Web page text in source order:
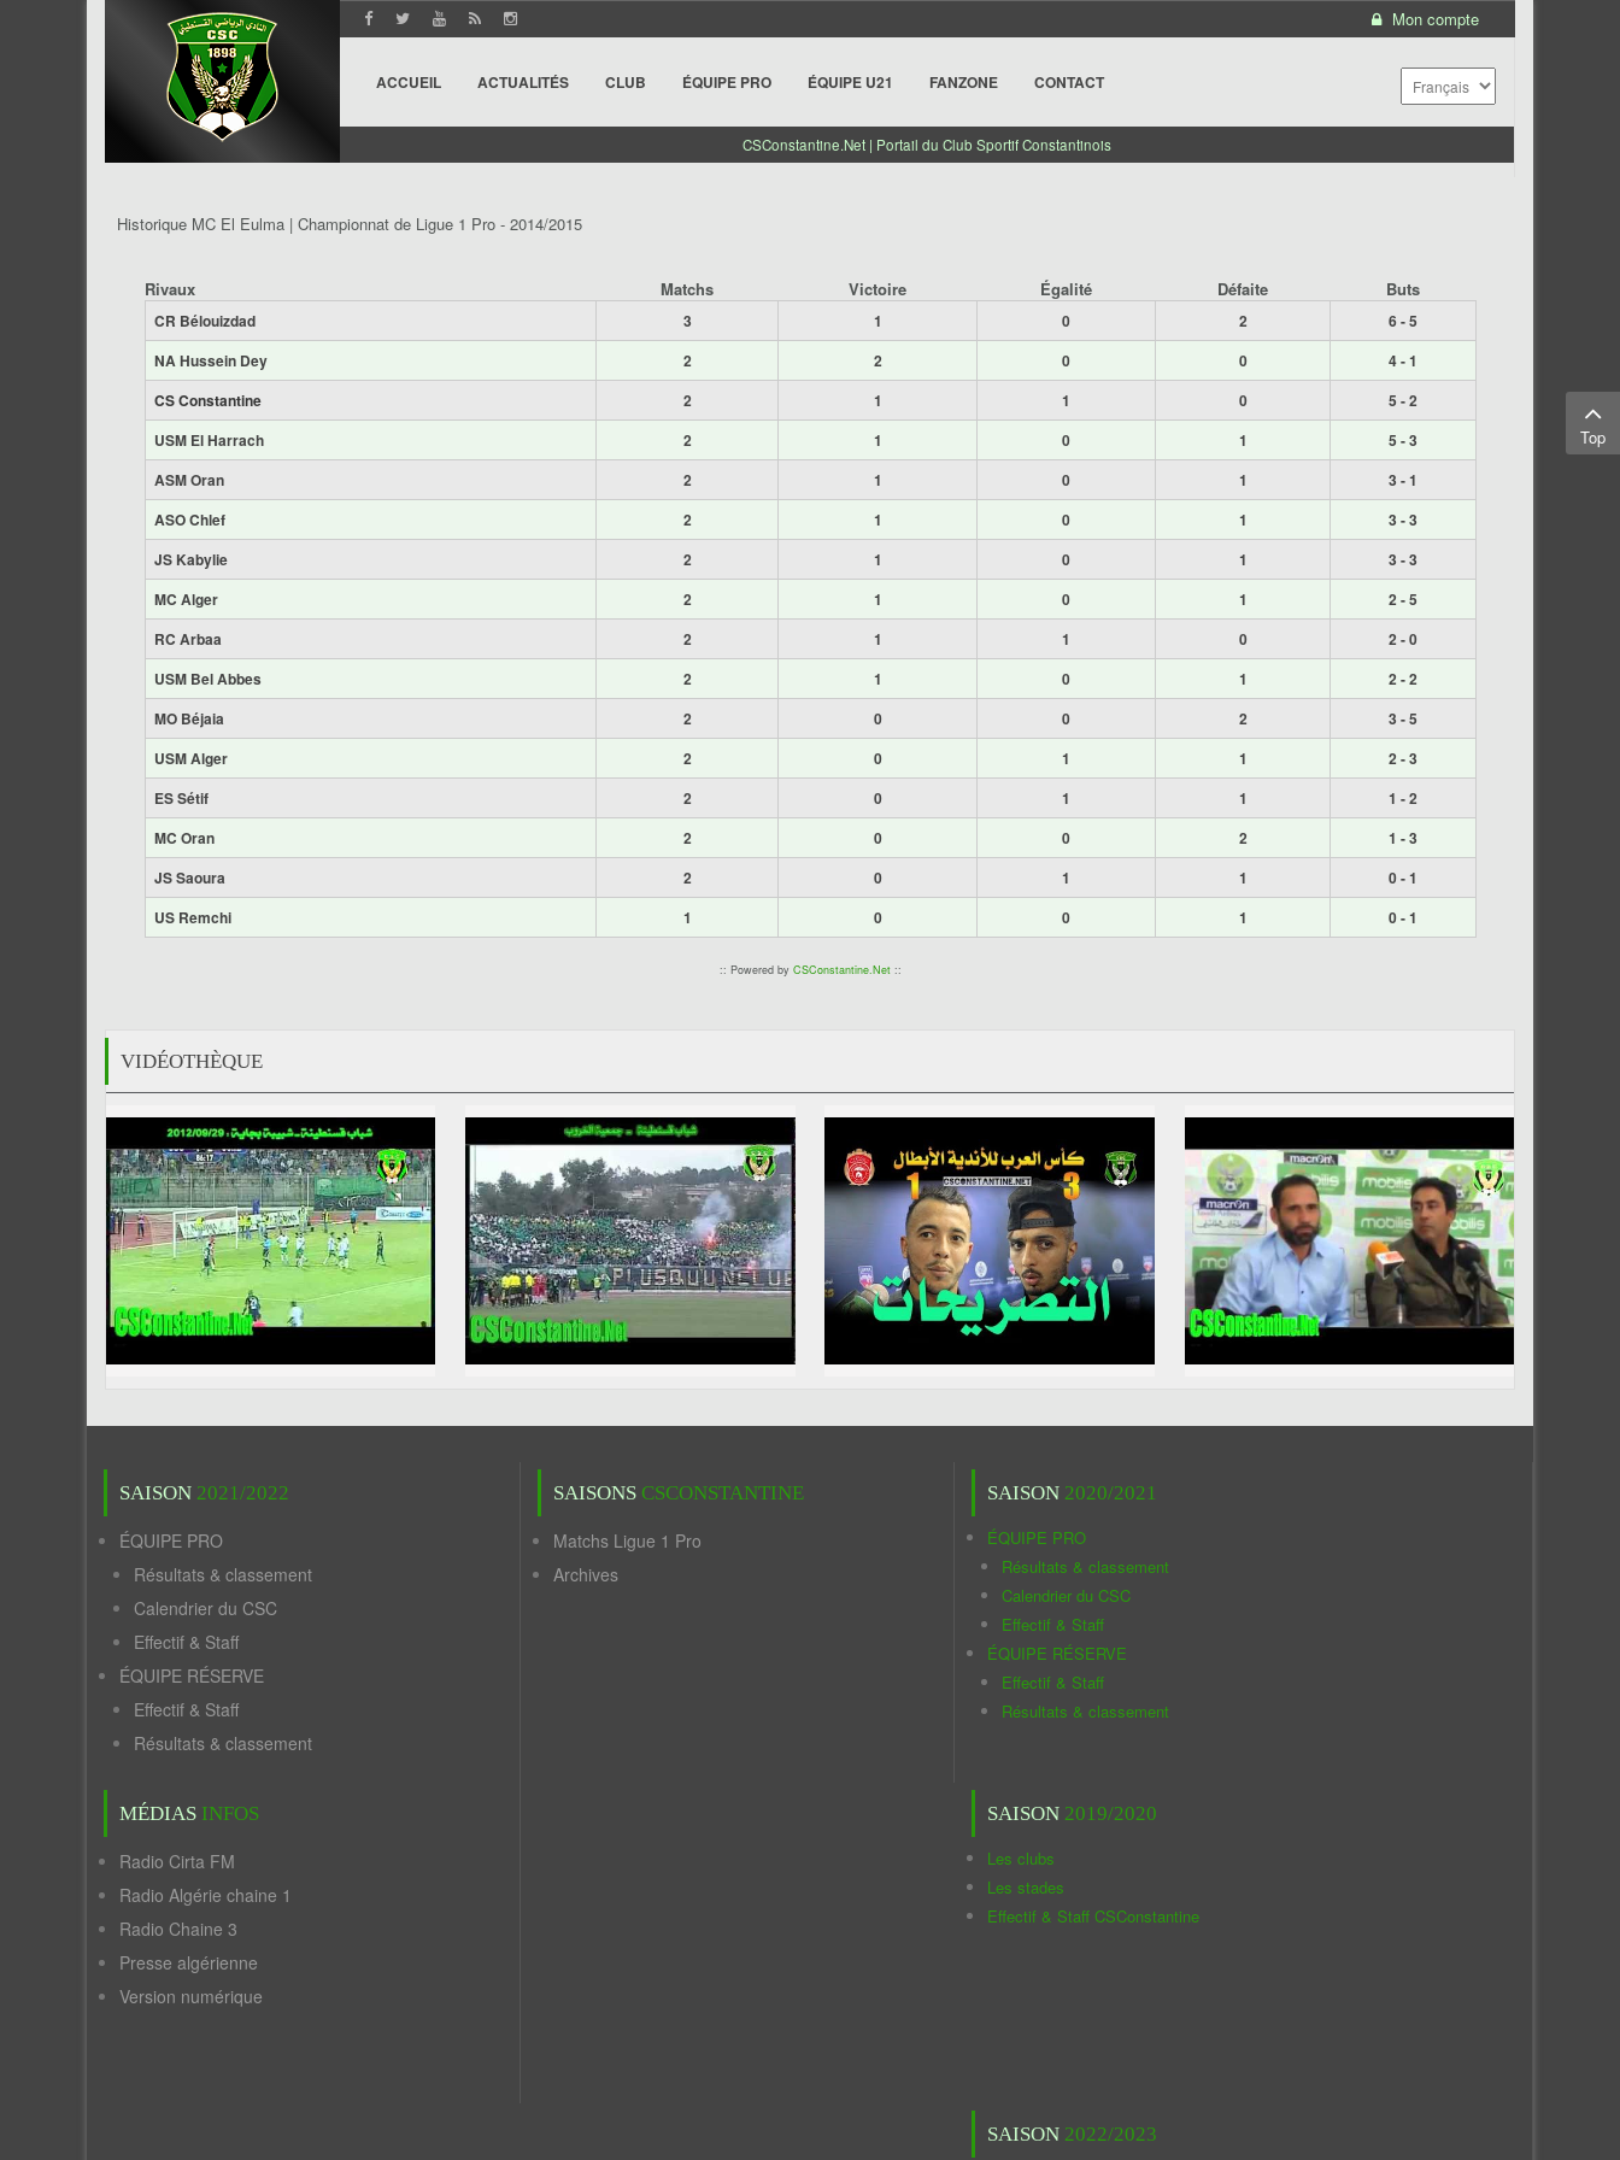
Mon compte
ACCUEIL ACTUALITÉS CLUB ÉQUIPE PRO ÉQUIPE U21 FANZONE CONTACT
CSConstantine.Net | Portail du Club Sportif Constantinois
Historique MC El Eulma | Championnat de Ligue 1 Pro - 2014/2015
Rivaux Matchs Victoire Égalité Défaite Buts
CR Bélouizdad 3 1 0 2
6 - 5
NA Hussein Dey
2 2 0 0
4 - 1
CS Constantine
2 1 1 0
5 - 2
USM El Harrach
2 1 0 1
5 - 3
ASM Oran
2 1 0 1
3 - 1
ASO Chlef
2 1 0 1
3 - 3
JS Kabylie
2 1 0 1
3 - 3
MC Alger
2 1 0 1
2 - 5
RC Arbaa
2 1 1 0
2 - 0
USM Bel Abbes
2 1 0 1
2 - 2
MO Béjaia
2 0 0 2
3 - 5
USM Alger
2 0 1 1
2 - 3
ES Sétif
2 0 1 1
1 - 2
MC Oran
2 0 0 2
1 - 3
JS Saoura
2 0 1 1
0 - 1
US Remchi
1 0 0 1 0 - 1
:: Powered by CSConstantine.Net::
VIDÉOTHÈQUE
SAISON 2021/2022
ÉQUIPE PRO
Résultats & classement
Calendrier du CSC
Effectif & Staff
ÉQUIPE RÉSERVE
Effectif & Staff
Résultats & classement
MÉDIAS INFOS
Radio Cirta FM
Radio Algérie chaine 1
Radio Chaine 3
Presse algérienne
Version numérique
SAISONS CSCONSTANTINE
Matchs Ligue 1 Pro
Archives
SAISON 2020/2021
ÉQUIPE PRO
Résultats & classement
Calendrier du CSC
Effectif & Staff
ÉQUIPE RÉSERVE
Effectif & Staff
Résultats & classement
SAISON 2019/2020
Les clubs
Les stades
Effectif & Staff CSConstantine
SAISON 2022/2023
Top